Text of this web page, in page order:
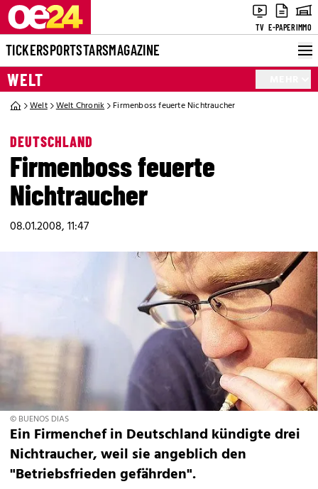
TV E-PAPERIMMO
TICKERSPORTSTARSMAGAZINE
WELT
Welt Welt Chronik Firmenboss feuerte Nichtraucher
DEUTSCHLAND
Firmenboss feuerte
Nichtraucher
08.01.2008, 11:47
© BUENOS DIAS
Ein Firmenchef in Deutschland kündigte drei
Nichtraucher, weil sie angeblich den
"Betriebsfrieden gefährden".